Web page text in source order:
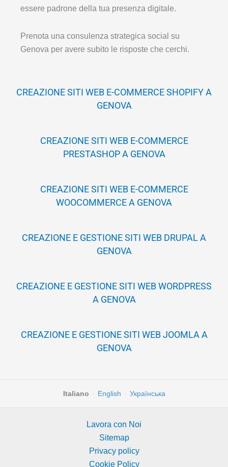
essere padrone della tua presenza digitale.
Prenota una consulenza strategica social su
Genova per avere subito le risposte che cerchi.
CREAZIONE SITI WEB E-COMMERCE SHOPIFY A
GENOVA
CREAZIONE SITI WEB E-COMMERCE
PRESTASHOP A GENOVA
CREAZIONE SITI WEB E-COMMERCE
WOOCOMMERCE A GENOVA
CREAZIONE E GESTIONE SITI WEB DRUPAL A
GENOVA
CREAZIONE E GESTIONE SITI WEB WORDPRESS
A GENOVA
CREAZIONE E GESTIONE SITI WEB JOOMLA A
GENOVA
Italiano · English · Українська
Lavora con Noi
Sitemap
Privacy policy
Cookie Policy